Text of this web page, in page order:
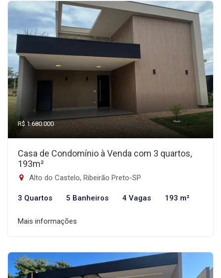
R$ 1.680.000
Casa de Condomínio à Venda com 3 quartos,
193m²
Alto do Castelo, Ribeirão Preto-SP
3 Quartos 5 Banheiros 4 Vagas 193 m²
Mais informações